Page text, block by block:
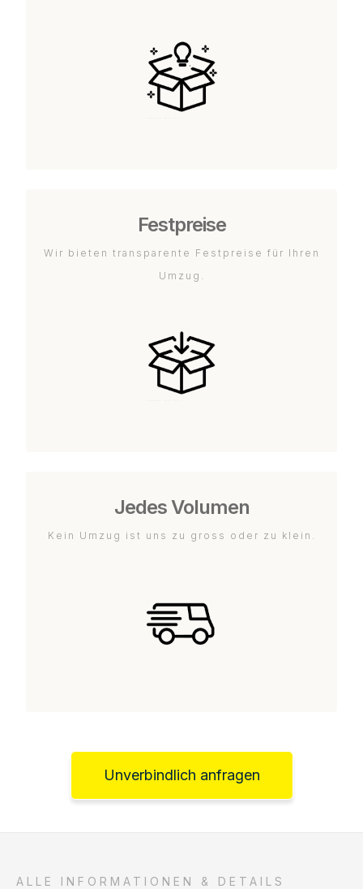
Festpreise
Wir bieten transparente Festpreise für Ihren
Umzug.
Jedes Volumen
Kein Umzug ist uns zu gross oder zu klein.
Unverbindlich anfragen
ALLE INFORMATIONEN & DETAILS